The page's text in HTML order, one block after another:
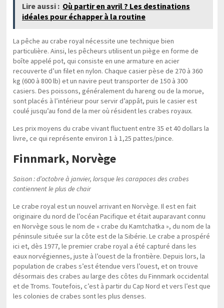
Lire aussi : Où partir en avril ? Les destinations
idéales pour échapper à la routine
La pêche au crabe royal nécessite une technique bien
particulière. Ainsi, les pêcheurs utilisent un piège en forme de
boîte appelé pot, qui consiste en une armature en acier
recouverte d’un filet en nylon. Chaque casier pèse de 270 à 360
kg (600 à 800 lb) et un navire peut transporter de 150 à 300
casiers. Des poissons, généralement du hareng ou de la morue,
sont placés à l’intérieur pour servir d’appât, puis le casier est
coulé jusqu’au fond de la mer où résident les crabes royaux.
Les prix moyens du crabe vivant fluctuent entre 35 et 40 dollars la
livre, ce qui représente environ 1 à 1,25 pattes/pince.
Finnmark, Norvège
Saison : d’octobre à janvier, lorsque les carapaces des crabes
contiennent le plus de chair
Le crabe royal est un nouvel arrivant en Norvège. Il est en fait
originaire du nord de l’océan Pacifique et était auparavant connu
en Norvège sous le nom de « crabe du Kamtchatka », du nom de la
péninsule située sur la côte est de la Sibérie. Le crabe a prospéré
ici et, dès 1977, le premier crabe royal a été capturé dans les
eaux norvégiennes, juste à l’ouest de la frontière. Depuis lors, la
population de crabes s’est étendue vers l’ouest, et on trouve
désormais des crabes au large des côtes du Finnmark occidental
et de Troms. Toutefois, c’est à partir du Cap Nord et vers l’est que
les colonies de crabes sont les plus denses.